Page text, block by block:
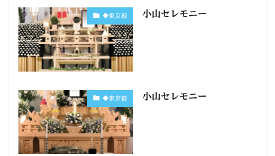
◆東京都 小山セレモニー
◆東京都 小山セレモニー